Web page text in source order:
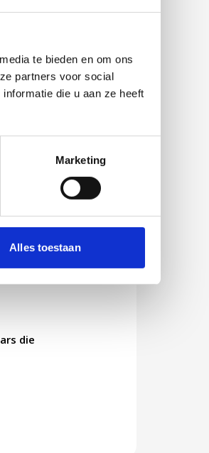
te bieden en om ons
partners voor social
die u aan ze heeft
Marketing
Alles toestaan
zij de vraag
die